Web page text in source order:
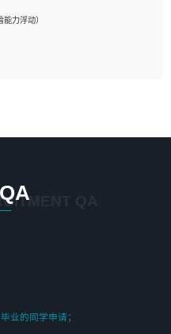
不限专业）
力浮动）
UI 效果;
报方案、投标方案的策划编写）
QA
业的同学申请；